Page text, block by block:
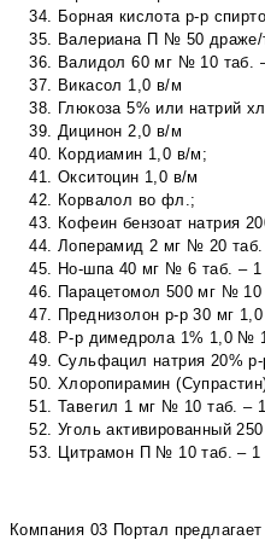
Борная кислота р-р
Валериана П № 50 драже/
Валидол 60 мг № 10 таб.
Викасол 1,0 в/м
Глюкоза 5% или натрий
Дицинон 2,0 в/м
Кордиамин 1,0 в/м;
Окситоцин 1,0 в/м
Корвалол во фл.;
Кофеин бензоат натрия
Лоперамид 2 мг № 20
Но-шпа 40 мг № 6 таб. – 1
Парацетомол 500 мг № 10
Преднизолон р-р 30 мг
Р-р димедрола 1% 1,0 №
Сульфацил натрия 20%
Хлоропирамин
Тавегил 1 мг № 10 таб. –
Уголь активированный
Цитрамон П № 10 таб. – 1
Компания 03 Портал